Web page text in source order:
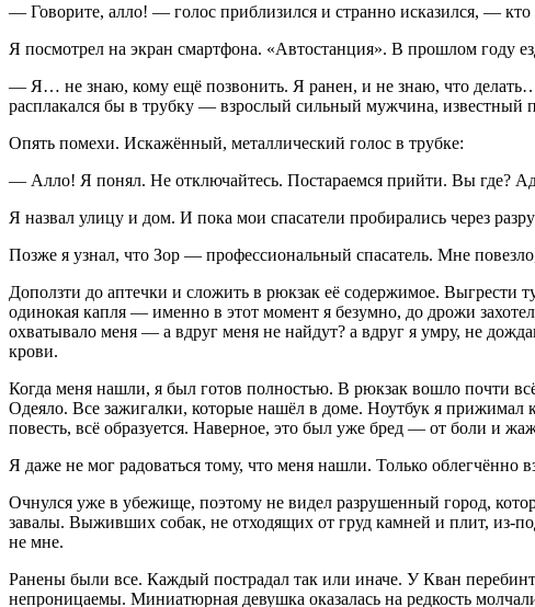
— Говорите, алло! — голос приблизился и странно исказился, — кто
Я посмотрел на экран смартфона. «Автостанция». В прошлом году
— Я… не знаю, кому ещё позвонить. Я ранен, и не знаю, что
расплакался бы в трубку — взрослый сильный мужчина, известный
Опять помехи. Искажённый, металлический голос в трубке:
— Алло! Я понял. Не отключайтесь. Постараемся прийти. Вы где?
Я назвал улицу и дом. И пока мои спасатели пробирались через
Позже я узнал, что Зор — профессиональный спасатель. Мне
Доползти до аптечки и сложить в рюкзак её содержимое. Выгрести
одинокая капля — именно в этот момент я безумно, до дрожи
охватывало меня — а вдруг меня не найдут? а вдруг я умру, не
крови.
Когда меня нашли, я был готов полностью. В рюкзак вошло почти
Одеяло. Все зажигалки, которые нашёл в доме. Ноутбук я прижимал
повесть, всё образуется. Наверное, это был уже бред — от боли и
Я даже не мог радоваться тому, что меня нашли. Только облегчённо
Очнулся уже в убежище, поэтому не видел разрушенный город,
завалы. Выживших собак, не отходящих от груд камней и плит, из-
не мне.
Ранены были все. Каждый пострадал так или иначе. У Кван
непроницаемы. Миниатюрная девушка оказалась на редкость